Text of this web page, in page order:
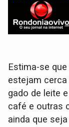
Estima-se
estejam cerca
gado de leite
café e outras
ainda que